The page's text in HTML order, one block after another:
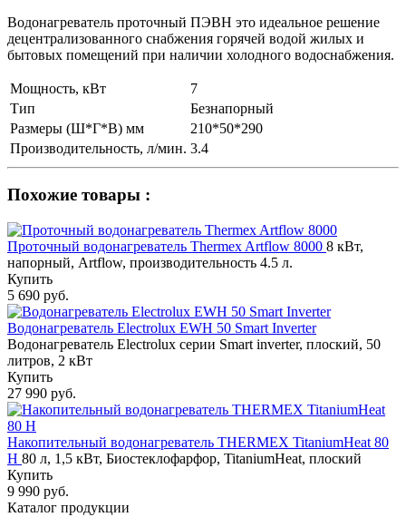
Водонагреватель проточный ПЭВН это идеальное решение
децентрализованного снабжения горячей водой жилых и
бытовых помещений при наличии холодного водоснабжения.
Мощность, кВт
7
Тип
Безнапорный
Размеры (Ш*Г*В) мм
210*50*290
Производительность, л/мин. 3.4
Похожие товары :
Проточный водонагреватель Thermex Artflow 8000 8 кВт,
напорный, Artflow, производительность 4.5 л.
Купить
5 690 руб.
Водонагреватель Electrolux EWH 50 Smart Inverter
Водонагреватель Electrolux серии Smart inverter, плоский, 50
литров, 2 кВт
Купить
27 990 руб.
Накопительный водонагреватель THERMEX TitaniumHeat 80
H 80 л, 1,5 кВт, Биостеклофарфор, TitaniumHeat, плоский
Купить
9 990 руб.
Каталог продукции